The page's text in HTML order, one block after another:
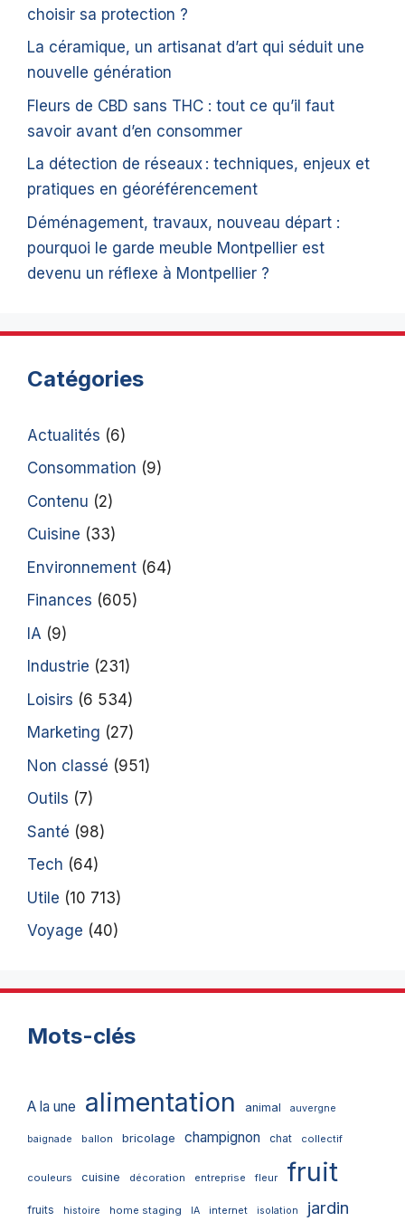
choisir sa protection ?
La céramique, un artisanat d’art qui séduit une
nouvelle génération
Fleurs de CBD sans THC : tout ce qu’il faut
savoir avant d’en consommer
La détection de réseaux : techniques, enjeux et
pratiques en géoréférencement
Déménagement, travaux, nouveau départ :
pourquoi le garde meuble Montpellier est
devenu un réflexe à Montpellier ?
Catégories
Actualités (6)
Consommation (9)
Contenu (2)
Cuisine (33)
Environnement (64)
Finances (605)
IA (9)
Industrie (231)
Loisirs (6 534)
Marketing (27)
Non classé (951)
Outils (7)
Santé (98)
Tech (64)
Utile (10 713)
Voyage (40)
Mots-clés
A la une alimentation animal auvergne
baignade ballon bricolage champignon chat collectif
couleurs cuisine décoration entreprise fleur fruit
fruits histoire home staging IA internet isolation jardin